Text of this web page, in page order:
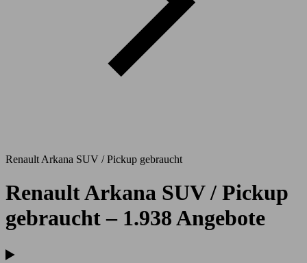
Renault Arkana SUV / Pickup gebraucht
Renault Arkana SUV / Pickup
gebraucht – 1.938 Angebote